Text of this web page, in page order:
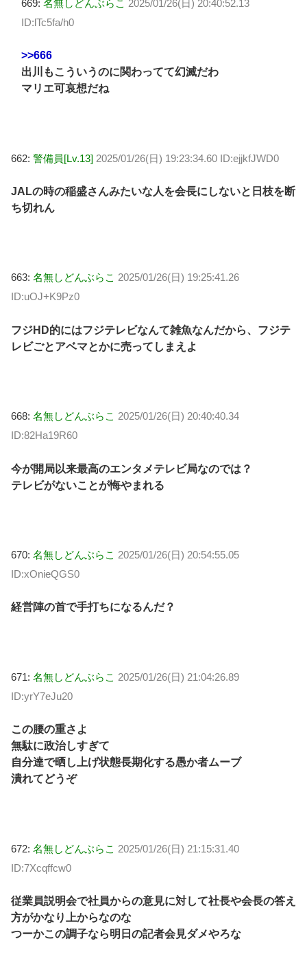
669: 名無しどんぶらこ 2025/01/26(日) 20:40:52.13
ID:lTc5fa/h0
>>666
出川もこういうのに関わってて幻滅だわ
マリエ可哀想だね
662: 警備員[Lv.13] 2025/01/26(日) 19:23:34.60 ID:ejjkfJWD0
JALの時の稲盛さんみたいな人を会長にしないと日枝を断
ち切れん
663: 名無しどんぶらこ 2025/01/26(日) 19:25:41.26
ID:uOJ+K9Pz0
フジHD的にはフジテレビなんて雑魚なんだから、フジテ
レビごとアベマとかに売ってしまえよ
668: 名無しどんぶらこ 2025/01/26(日) 20:40:40.34
ID:82Ha19R60
今が開局以来最高のエンタメテレビ局なのでは？
テレビがないことが悔やまれる
670: 名無しどんぶらこ 2025/01/26(日) 20:54:55.05
ID:xOnieQGS0
経営陣の首で手打ちになるんだ？
671: 名無しどんぶらこ 2025/01/26(日) 21:04:26.89
ID:yrY7eJu20
この腰の重さよ
無駄に政治しすぎて
自分達で晒し上げ状態長期化する愚か者ムーブ
潰れてどうぞ
672: 名無しどんぶらこ 2025/01/26(日) 21:15:31.40
ID:7Xcqffcw0
従業員説明会で社員からの意見に対して社長や会長の答え
方がかなり上からなのな
つーかこの調子なら明日の記者会見ダメやろな